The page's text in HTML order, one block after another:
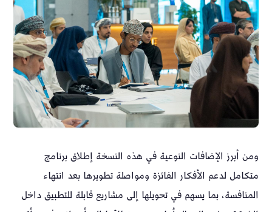
ومن أبرز الإضافات النوعية في هذه النسخة إطلاق برنامج
متكامل لدعم الأفكار الفائزة ومواصلة تطويرها بعد انتهاء
المنافسة، بما يسهم في تحويلها إلى مشاريع قابلة للتطبيق داخل